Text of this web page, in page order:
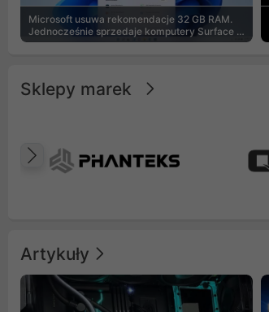
Microsoft usuwa rekomendacje 32 GB RAM.
Jednocześnie sprzedaje komputery Surface z
8 GB
Sklepy marek
Poprzedni
Artykuły